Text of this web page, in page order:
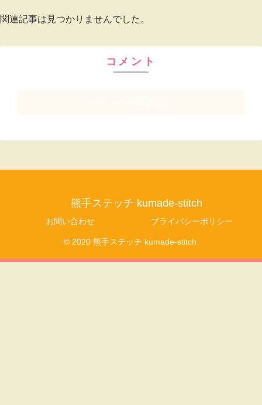
関連記事は見つかりませんでした。
コメント
熊手ステッチ kumade-stitch
お問い合わせ プライバシーポリシー
© 2020 熊手ステッチ kumade-stitch.